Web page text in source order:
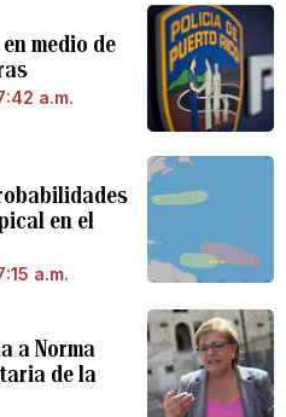
medio de
a.m.
en el
a.m.
a Norma
de la